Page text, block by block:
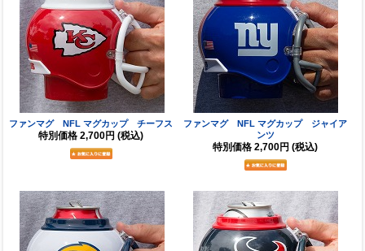
ファンマグ NFL マグカップ チーフス
特別価格 2,700円 (税込)
ファンマグ NFL マグカップ ジャイア
ンツ
特別価格 2,700円 (税込)